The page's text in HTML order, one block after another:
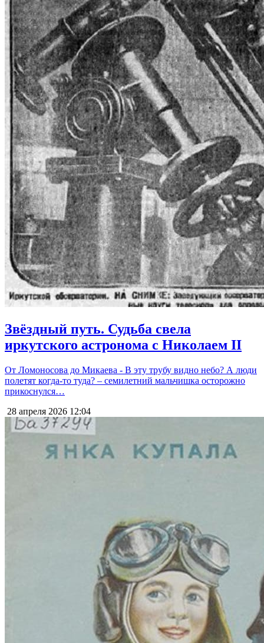
Звёздный путь. Судьба свела
иркутского астронома с Николаем II
От Ломоносова до Микаева - В эту трубу видно небо? А люди
полетят когда-то туда? – семилетний мальчишка осторожно
прикоснулся…
28 апреля 2026 12:04